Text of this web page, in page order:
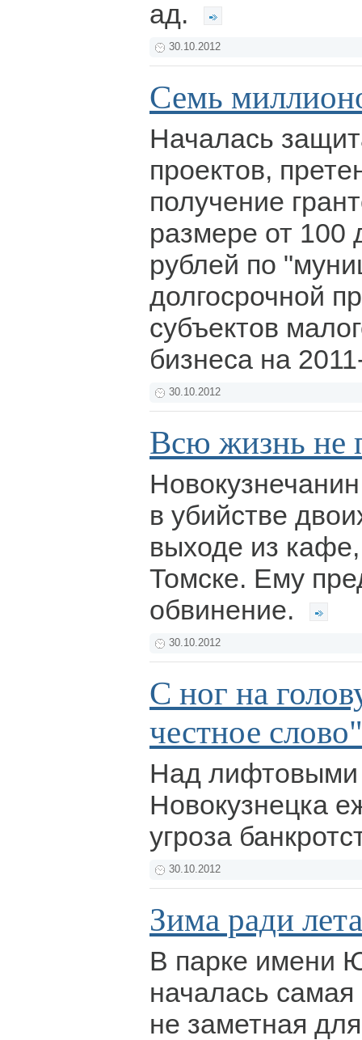
ад.
30.10.2012
Семь
Началась
проектов,
получение
размере от 100
рублей по
долгосрочной
субъектов
бизнеса на
30.10.2012
Всю жизнь не
в убийстве
выходе из
Томске. Ему
обвинение.
30.10.2012
С ног на
честное слово"
Над лифтовыми
Новокузнецка
угроза
30.10.2012
Зима ради лета
В парке имени
началась
не заметная